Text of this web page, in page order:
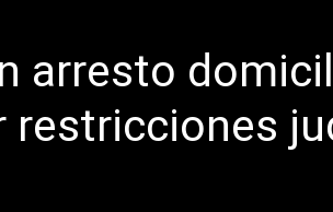
arresto
restricciones